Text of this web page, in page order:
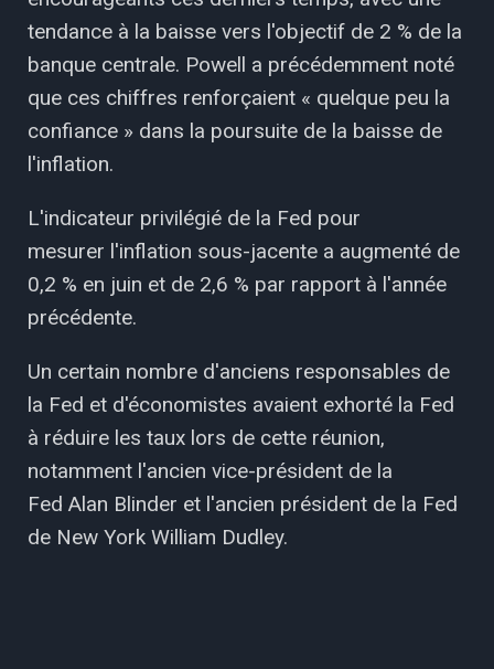
tendance à la baisse vers l'objectif de 2 % de la
banque centrale. Powell a précédemment noté
que ces chiffres renforçaient « quelque peu la
confiance » dans la poursuite de la baisse de
l'inflation.
L'indicateur privilégié de la Fed pour
mesurer l'inflation sous-jacente a augmenté de
0,2 % en juin et de 2,6 % par rapport à l'année
précédente.
Un certain nombre d'anciens responsables de
la Fed et d'économistes avaient exhorté la Fed
à réduire les taux lors de cette réunion,
notamment l'ancien vice-président de la
Fed Alan Blinder et l'ancien président de la Fed
de New York William Dudley.